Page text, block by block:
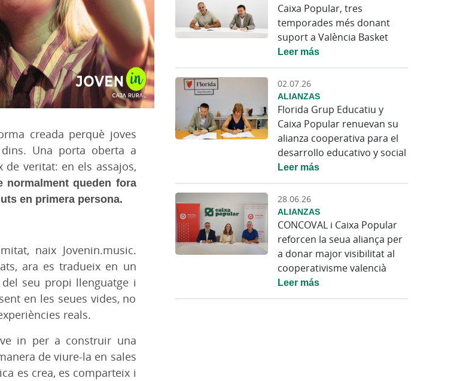
creada perquè joves
Una porta oberta a
veritat: en els assajos,
normalment queden fora
en primera persona.
naix Jovenin.music.
ara es tradueix en un
seu propi llenguatge i
en les seues vides, no
reals.
in per a construir una
de viure-la en sales
es crea, es comparteix i
Caixa Popular, tres
temporades més donant
suport a València Basket
Leer más
02.07.26
ALIANZAS
Florida Grup Educatiu y
Caixa Popular renuevan su
alianza cooperativa para el
desarrollo educativo y social
Leer más
28.06.26
ALIANZAS
CONCOVAL i Caixa Popular
reforcen la seua aliança per
a donar major visibilitat al
cooperativisme valencià
Leer más